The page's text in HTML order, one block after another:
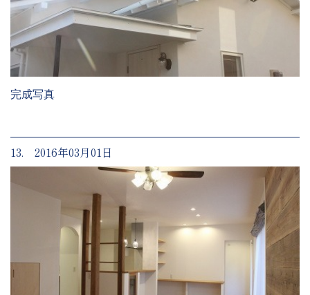
完成写真
13. 2016年03月01日